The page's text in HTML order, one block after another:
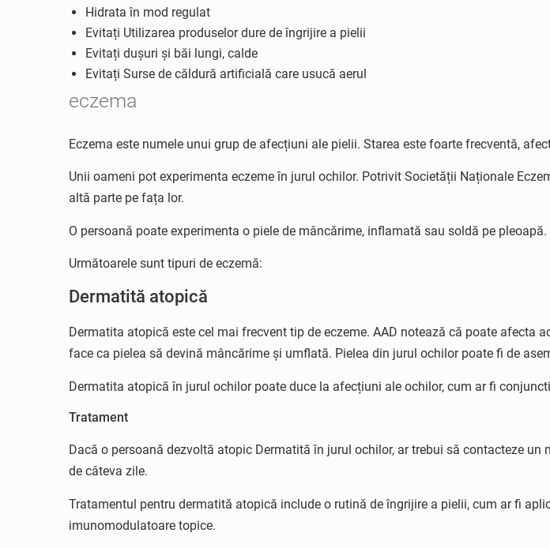
Hidrata în mod regulat
Evitați Utilizarea produselor dure de îngrijire a pielii
Evitați dușuri și băi lungi, calde
Evitați Surse de căldură artificială care usucă aerul
eczema
Eczema este numele unui grup de afecțiuni ale pielii. Starea este foarte frecventă,
Unii oameni pot experimenta eczeme în jurul ochilor. Potrivit Societății Naționale
altă parte pe fața lor.
O persoană poate experimenta o piele de mâncărime, inflamată sau soldă pe pleoapă.
Următoarele sunt tipuri de eczemă:
Dermatită atopică
Dermatita atopică este cel mai frecvent tip de eczeme. AAD notează că poate afecta
face ca pielea să devină mâncărime și umflată. Pielea din jurul ochilor poate fi de
Dermatita atopică în jurul ochilor poate duce la afecțiuni ale ochilor, cum ar fi
Tratament
Dacă o persoană dezvoltă atopic Dermatită în jurul ochilor, ar trebui să contacteze
de câteva zile.
Tratamentul pentru dermatită atopică include o rutină de îngrijire a pielii, cum ar fi
imunomodulatoare topice.